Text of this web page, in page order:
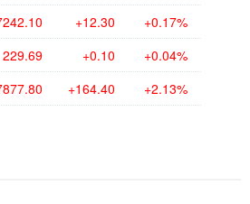
+12.30 +0.17%
229.69 +0.10 +0.04%
+164.40 +2.13%